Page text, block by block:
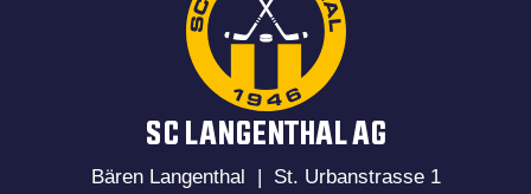
SC LANGENTHAL AG
Bären Langenthal | St. Urbanstrasse 1